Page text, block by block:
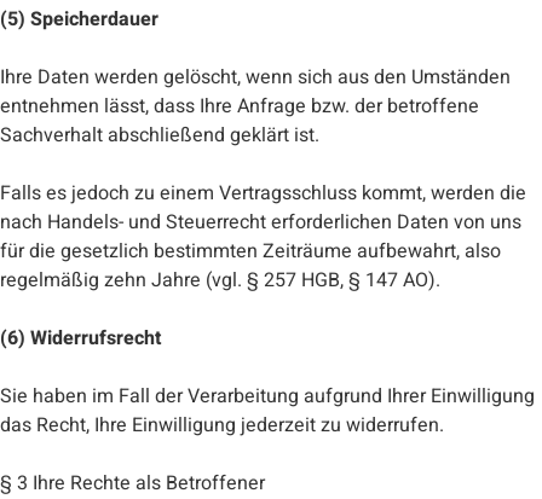
(5) Speicherdauer
Ihre Daten werden gelöscht, wenn sich aus den Umständen
entnehmen lässt, dass Ihre Anfrage bzw. der betroffene
Sachverhalt abschließend geklärt ist.
Falls es jedoch zu einem Vertragsschluss kommt, werden die
nach Handels- und Steuerrecht erforderlichen Daten von uns
für die gesetzlich bestimmten Zeiträume aufbewahrt, also
regelmäßig zehn Jahre (vgl. § 257 HGB, § 147 AO).
(6) Widerrufsrecht
Sie haben im Fall der Verarbeitung aufgrund Ihrer Einwilligung
das Recht, Ihre Einwilligung jederzeit zu widerrufen.
§ 3 Ihre Rechte als Betroffener